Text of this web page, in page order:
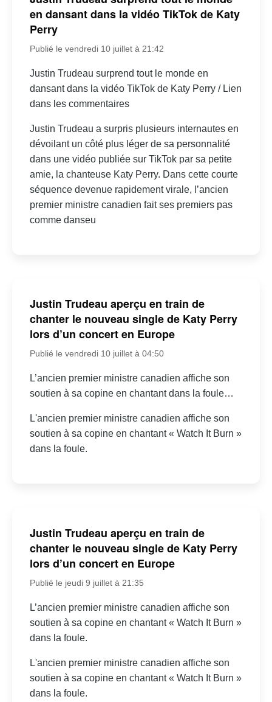
en dansant dans la vidéo TikTok de Katy
Perry
Publié le vendredi 10 juillet à 21:42
Justin Trudeau surprend tout le monde en
dansant dans la vidéo TikTok de Katy Perry / Lien
dans les commentaires
Justin Trudeau a surpris plusieurs internautes en
dévoilant un côté plus léger de sa personnalité
dans une vidéo publiée sur TikTok par sa petite
amie, la chanteuse Katy Perry. Dans cette courte
séquence devenue rapidement virale, l’ancien
premier ministre canadien fait ses premiers pas
comme danseu
Justin Trudeau aperçu en train de
chanter le nouveau single de Katy Perry
lors d’un concert en Europe
Publié le vendredi 10 juillet à 04:50
L’ancien premier ministre canadien affiche son
soutien à sa copine en chantant dans la foule…
L'ancien premier ministre canadien affiche son
soutien à sa copine en chantant « Watch It Burn »
dans la foule.
Justin Trudeau aperçu en train de
chanter le nouveau single de Katy Perry
lors d’un concert en Europe
Publié le jeudi 9 juillet à 21:35
L’ancien premier ministre canadien affiche son
soutien à sa copine en chantant « Watch It Burn »
dans la foule.
L'ancien premier ministre canadien affiche son
soutien à sa copine en chantant « Watch It Burn »
dans la foule.